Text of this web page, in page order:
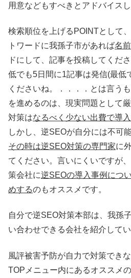
用意などもすべきとアドバイスし
検索順位を上げるPOINTとして
トワードに我孫子市があれば名
ドにして、記事を投稿してくだ
低でも5日間に1記事は発信(最低
くださいね。．．．．とは言う
を進めるのは、現実問題として
対策はなるべく少ない出費で導
しかし、逆SEOが自分には不可
その時は逆SEO対策の専門家に
てください。言いにくいですが
策会社に逆SEOの導入事例につ
めするのもオススメです。
自分で逆SEO対策本部は、我孫
い合わせできる会社を紹介してい
風評被害予防が自力で対策でき
TOPメニュー内にあるオススメ